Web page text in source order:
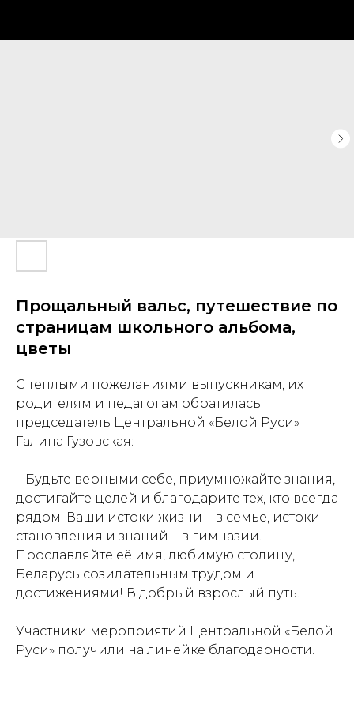
Прощальный вальс, путешествие по
страницам школьного альбома,
цветы
С теплыми пожеланиями выпускникам, их
родителям и педагогам обратилась
председатель Центральной «Белой Руси»
Галина Гузовская:
– Будьте верными себе, приумножайте знания,
достигайте целей и благодарите тех, кто всегда
рядом. Ваши истоки жизни – в семье, истоки
становления и знаний – в гимназии.
Прославляйте её имя, любимую столицу,
Беларусь созидательным трудом и
достижениями! В добрый взрослый путь!
Участники мероприятий Центральной «Белой
Руси» получили на линейке благодарности.